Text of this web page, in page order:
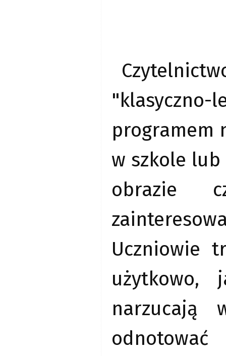
programem
w szkole
obrazie
Uczniowie
narzucają